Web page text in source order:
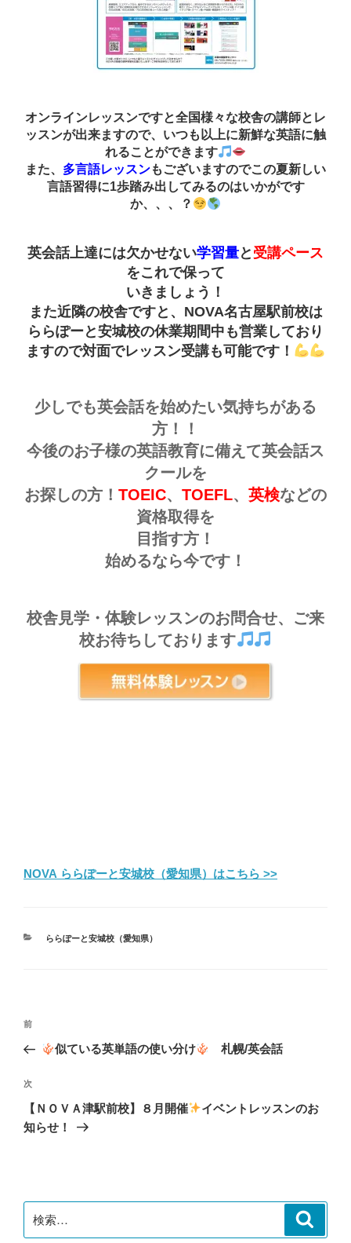
オンラインレッスンですと全国様々な校舎の講師とレ
ッスンが出来ますので、いつも以上に新鮮な英語に触
れることができます
また、 多言語レッスンもございますのでこの夏新しい
言語習得に1歩踏み出してみるのはいかがです
か、、、？
英会話上達には欠かせない学習量と 受講ペース
をこれで保って
いきましょう！
また近隣の校舎ですと、NOVA名古屋駅前校は
ららぽーと安城校の休業期間中も営業しており
ますので対面でレッスン受講も可能です！
少しでも英会話を始めたい気持ちがある
方！！
今後のお子様の英語教育に備えて英会話ス
クールを
お探しの方！ TOEIC、 TOEFL、 英検などの
資格取得を
目指す方！
始めるなら今です！
校舎見学・体験レッスンのお問合せ、ご来
校お待ちしております
NOVA ららぽーと安城校（愛知県）はこちら >>
カ
ららぽーと安城校（愛知県）
投
ナ
ビ
ゲ
ー
前
の
稿
前
似ている英単語の使い分け 札幌/英会話
次
の
投
次
【ＮＯＶＡ津駅前校】８月開催
イベントレッスンのお
知らせ！
索: